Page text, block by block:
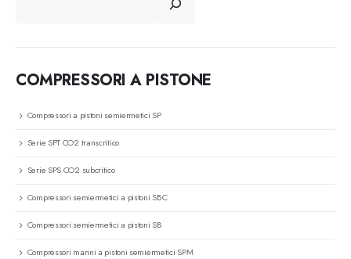
COMPRESSORI A PISTONE
Compressori a pistoni semiermetici SP
Serie SPT CO2 transcritico
Serie SPS CO2 subcritico
Compressori semiermetici a pistoni SBC
Compressori semiermetici a pistoni SB
Compressori marini a pistoni semiermetici SPM